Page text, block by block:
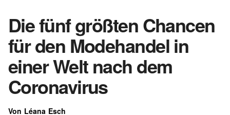
Die fünf größten Chancen
für den Modehandel in
einer Welt nach dem
Coronavirus
Von Léana Esch